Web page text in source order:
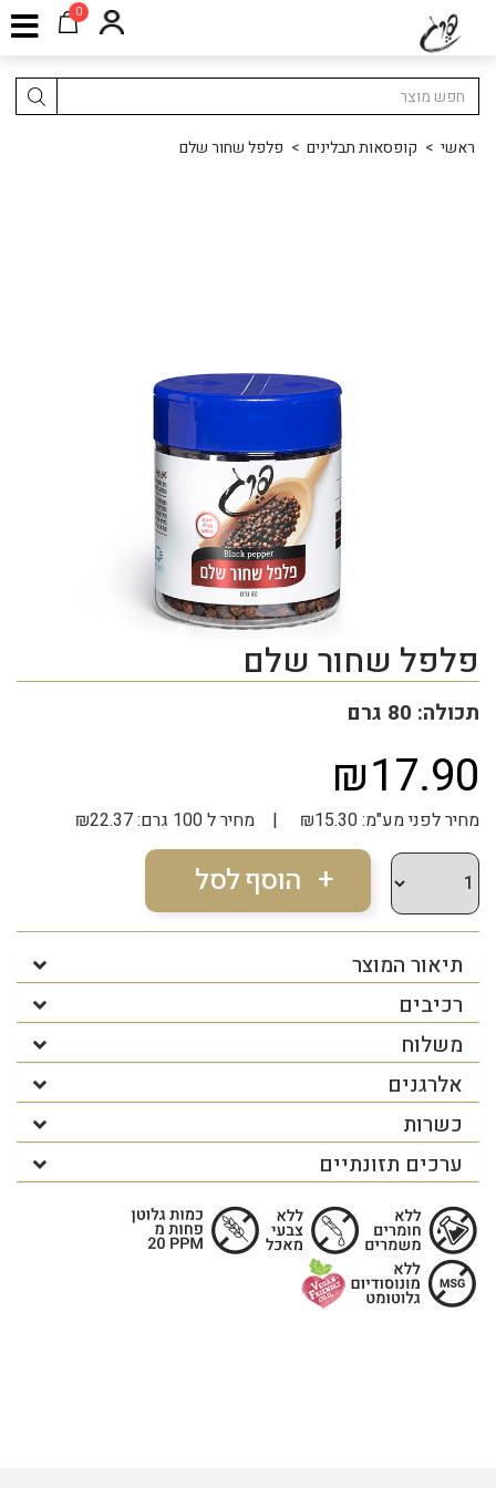
0
ראשי > קופסאות תבלינים > פלפל שחור שלם
פלפל שחור שלם
תכולה: 80 גרם
₪17.90
מחיר לפני מע"מ: ₪15.30 | מחיר ל 100 גרם: ₪22.37
תיאור המוצר
רכיבים
משלוח
אלרגנים
כשרות
ערכים תזונתיים